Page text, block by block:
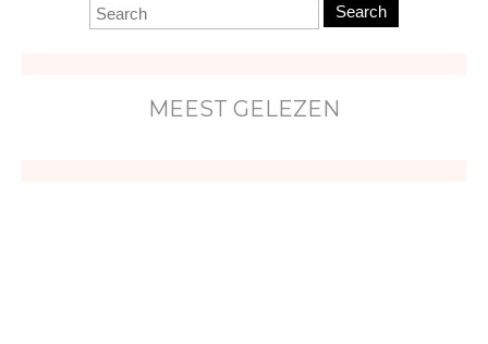
Search
MEEST GELEZEN